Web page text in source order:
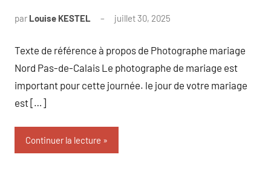
par Louise KESTEL juillet 30, 2025
Texte de référence à propos de Photographe mariage
Nord Pas-de-Calais Le photographe de mariage est
important pour cette journée. le jour de votre mariage
est […]
Continuer la lecture